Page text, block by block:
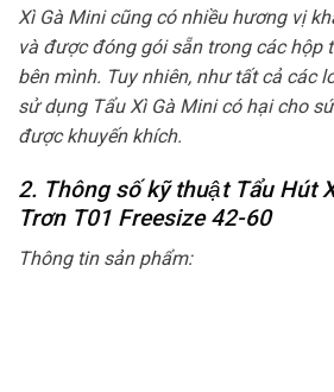
Xì Gà Mini cũng có nhiều hương vị
và được đóng gói sẵn trong các hộp
bên mình. Tuy nhiên, như tất cả các
sử dụng Tẩu Xì Gà Mini có hại cho
được khuyến khích.
2. Thông số kỹ thuật Tẩu Hút
Trơn T01 Freesize 42-60
Thông tin sản phẩm: